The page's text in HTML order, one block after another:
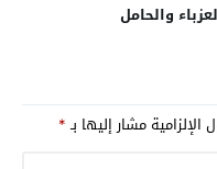
والحامل
الإلزامية مشار إليها بـ*